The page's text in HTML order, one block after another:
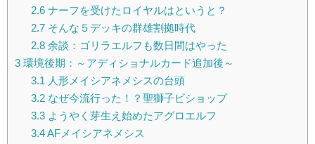
2.6ナーフを受けたロイヤルはというと？
2.7そんな５デッキの群雄割拠時代
2.8余談：ゴリラエルフも数日間はやった
3 環境後期：～アディショナルカード追加後～
3.1 人形メイシアネメシスの台頭
3.2なぜ今流行った！？聖獅子ビショップ
3.3ようやく芽生え始めたアグロエルフ
3.4AFメイシアネメシス